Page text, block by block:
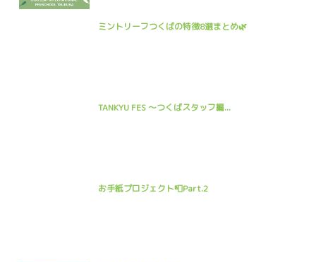
ミントリーフつくばの特徴8選まとめ🌿
TANKYU FES 〜つくばスタッフ編...
お手紙プロジェクト📮Part.2